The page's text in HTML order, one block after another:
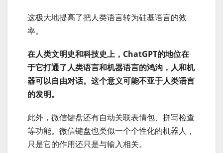
这极大地提高了把人类语言转为硅基语言的效
率。
在人类文明史和科技史上，ChatGPT的地位在
于它打通了人类语言和机器语言的鸿沟，人和机
器可以自由对话。这个意义可能不亚于人类语言
的发明。
此外，微信键盘还有自动关联表情包、拼写检查
等功能。微信键盘也类似一个个性化的机器人，
只是它的作用还只是与输入相关。